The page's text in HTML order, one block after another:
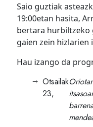
Saio guztiak
19:00etan hasita,
bertara hurbiltzeko
gaien zein
Hau izango da
Otsailak
23,